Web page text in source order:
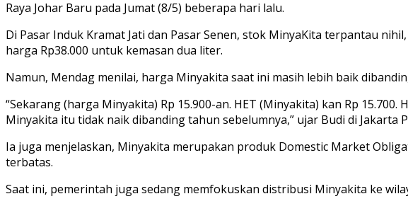
Raya Johar Baru pada Jumat (8/5) beberapa hari lalu.
Di Pasar Induk Kramat Jati dan Pasar Senen, stok MinyaKita terpantau
harga Rp38.000 untuk kemasan dua liter.
Namun, Mendag menilai, harga Minyakita saat ini masih lebih baik
“Sekarang (harga Minyakita) Rp 15.900-an. HET (Minyakita) kan Rp
Minyakita itu tidak naik dibanding tahun sebelumnya,” ujar Budi di Jakarta
Ia juga menjelaskan, Minyakita merupakan produk Domestic Market
terbatas.
Saat ini, pemerintah juga sedang memfokuskan distribusi Minyakita ke